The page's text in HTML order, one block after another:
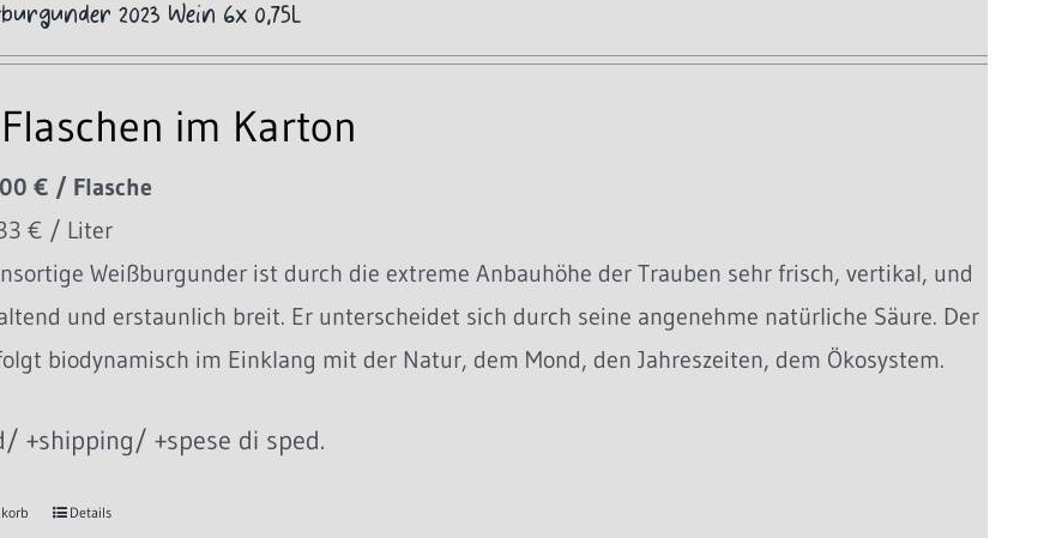
2023 Wein 6x 0,75L
im Karton
€ / Flasche
€ / Liter
Weißburgunder ist durch die extreme Anbauhöhe der Trauben sehr frisch, vertikal, und
und erstaunlich breit. Er unterscheidet sich durch seine angenehme natürliche Säure. Der
biodynamisch im Einklang mit der Natur, dem Mond, den Jahreszeiten, dem Ökosystem.
+shipping/ +spese di sped.
Details